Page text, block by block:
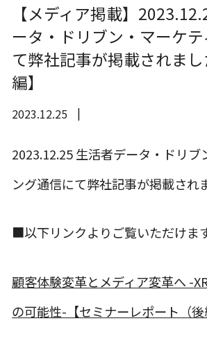
【メディア掲載】
ータ・ドリブン・マーケ
て弊社記事が掲載されま
編】
2023.12.25
2023.12.25 生活者データ・ドリブ
ング通信にて弊社記事が掲載され
■以下リンクよりご覧いただけます
顧客体験変革とメディア変革へ -
の可能性-【セミナーレポート（後